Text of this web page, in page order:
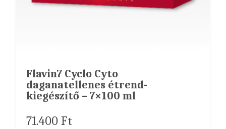
Flavin7 Cyclo Cyto
daganatellenes étrend-
kiegészítő – 7×100 ml
71.400Ft